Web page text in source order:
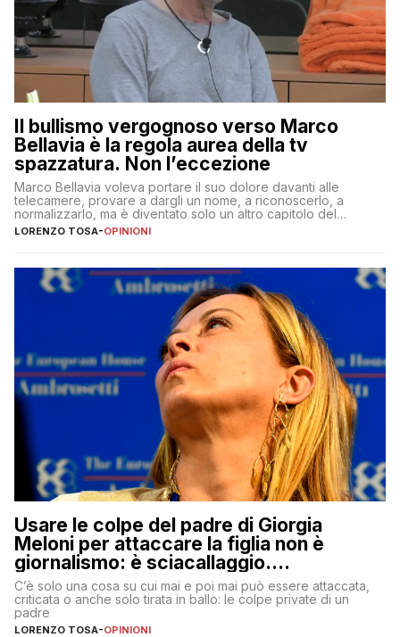
Il bullismo vergognoso verso Marco
Bellavia è la regola aurea della tv
spazzatura. Non l’eccezione
Marco Bellavia voleva portare il suo dolore davanti alle
telecamere, provare a dargli un nome, a riconoscerlo, a
normalizzarlo, ma è diventato solo un altro capitolo del
copione
LORENZO TOSA-OPINIONI
Usare le colpe del padre di Giorgia
Meloni per attaccare la figlia non è
giornalismo: è sciacallaggio.
Dimostriamo di essere diversi
C’è solo una cosa su cui mai e poi mai può essere attaccata,
criticata o anche solo tirata in ballo: le colpe private di un
padre
LORENZO TOSA-OPINIONI